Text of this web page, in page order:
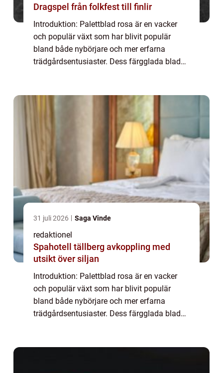
Dragspel från folkfest till finlir
Introduktion: Palettblad rosa är en vacker
och populär växt som har blivit populär
bland både nybörjare och mer erfarna
trädgårdsentusiaster. Dess färgglada blad
31 juli 2026 Saga Vinde
redaktionel
Spahotell tällberg avkoppling med
utsikt över siljan
Introduktion: Palettblad rosa är en vacker
och populär växt som har blivit populär
bland både nybörjare och mer erfarna
trädgårdsentusiaster. Dess färgglada blad